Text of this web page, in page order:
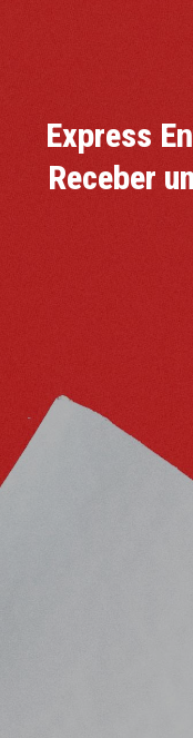
Express
Receber